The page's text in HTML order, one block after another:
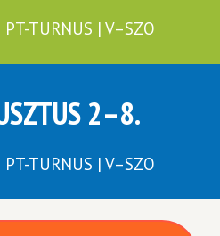
PT-TURNUS | V–SZO
2–8.
PT-TURNUS | V–SZO